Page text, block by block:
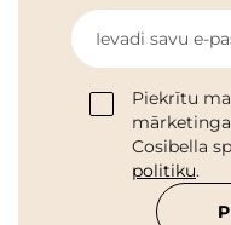
Ievadi savu e-
Piekrītu
Cosibella
politiku.